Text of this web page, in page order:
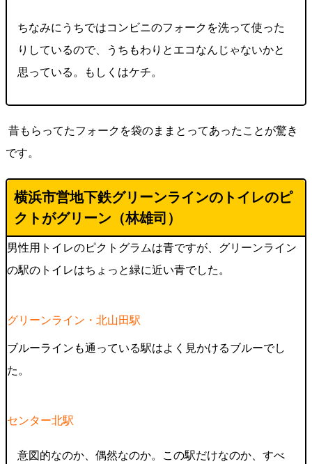
ちなみにうちではコンビニのフォークを洗って使った
りしているので、うちもわりとエコなんじゃないかと
思っている。もしくはケチ。
昔もらってたフォークを袋のままとってあったことが驚き
です。
横浜市営地下鉄グリーンラインのトイレのピ
クトがグリーン（林雄司）
男性用トイレのピクトグラムは青ですが、グリーンライン
の駅のトイレはちょっと緑に近い青でした。
グリーンライン・北山田駅
ブルーラインも通っている駅はよく見かけるブルーでし
た。
センター北駅​​​
意図的なのか、偶然なのか。この駅だけなのか、すべ